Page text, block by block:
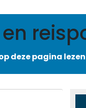
deze pagina lezen